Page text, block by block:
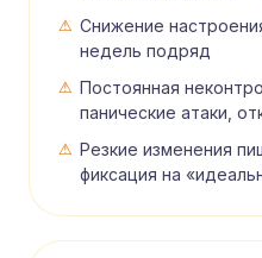
Снижение
недель подряд
Постоянная
панические атаки,
Резкие изменения
фиксация на